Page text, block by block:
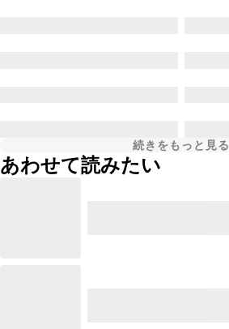
続きをもっと見る
あわせて読みたい